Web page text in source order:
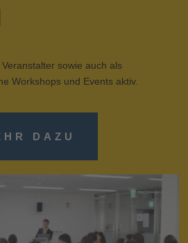
sowie auch als
Workshops und Events aktiv.
DAZU